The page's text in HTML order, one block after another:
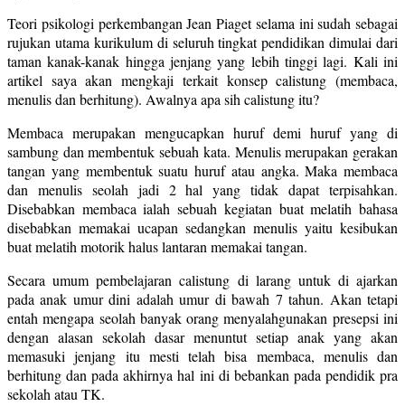
Teori psikologi perkembangan Jean Piaget selama ini sudah sebagai
rujukan utama kurikulum di seluruh tingkat pendidikan dimulai dari
taman kanak-kanak hingga jenjang yang lebih tinggi lagi. Kali ini
artikel saya akan mengkaji terkait konsep calistung (membaca,
menulis dan berhitung). Awalnya apa sih calistung itu?
Membaca merupakan mengucapkan huruf demi huruf yang di
sambung dan membentuk sebuah kata. Menulis merupakan gerakan
tangan yang membentuk suatu huruf atau angka. Maka membaca
dan menulis seolah jadi 2 hal yang tidak dapat terpisahkan.
Disebabkan membaca ialah sebuah kegiatan buat melatih bahasa
disebabkan memakai ucapan sedangkan menulis yaitu kesibukan
buat melatih motorik halus lantaran memakai tangan.
Secara umum pembelajaran calistung di larang untuk di ajarkan
pada anak umur dini adalah umur di bawah 7 tahun. Akan tetapi
entah mengapa seolah banyak orang menyalahgunakan presepsi ini
dengan alasan sekolah dasar menuntut setiap anak yang akan
memasuki jenjang itu mesti telah bisa membaca, menulis dan
berhitung dan pada akhirnya hal ini di bebankan pada pendidik pra
sekolah atau TK.